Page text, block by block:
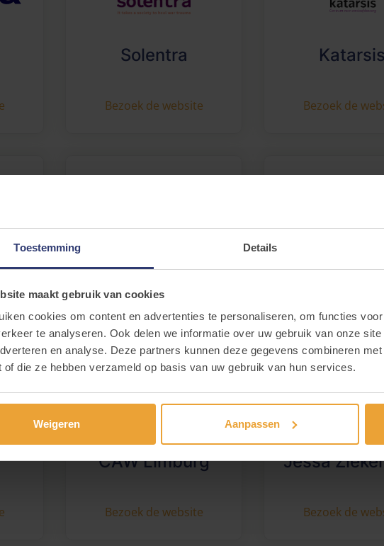
Toestemming Details
maakt gebruik van cookies
cookies om content en advertenties te personaliseren, om functies
te analyseren. Ook delen we informatie over uw gebruik van onze
en analyse. Deze partners kunnen deze gegevens combineren
of die ze hebben verzameld op basis van uw gebruik van hun services.
Weigeren Aanpassen
Solentra
Bezoek de website
Katarsis
Bezoek de
Bezoek de website Bezoek de
CAW Limburg
Bezoek de website
Jessa
Bezoek de